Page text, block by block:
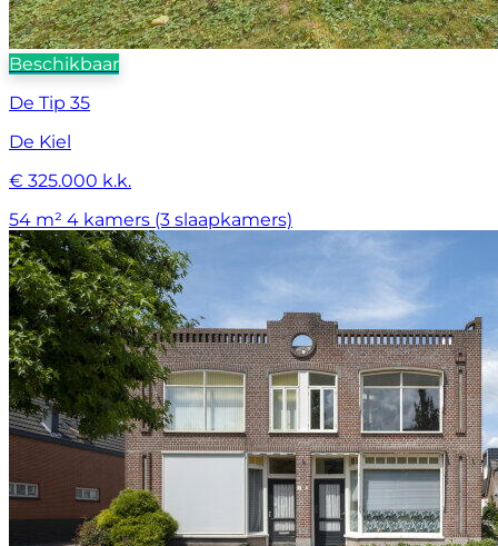
Beschikbaar
De Tip 35
De Kiel
€ 325.000 k.k.
54 m² 4 kamers (3 slaapkamers)